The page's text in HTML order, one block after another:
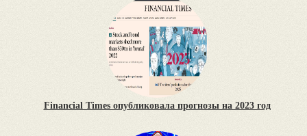
Financial Times опубликовала прогнозы на 2023 год